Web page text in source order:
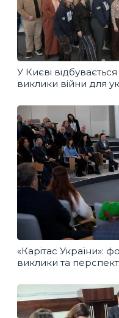
У Києві
виклики війни для
«Карітас України»:
виклики та